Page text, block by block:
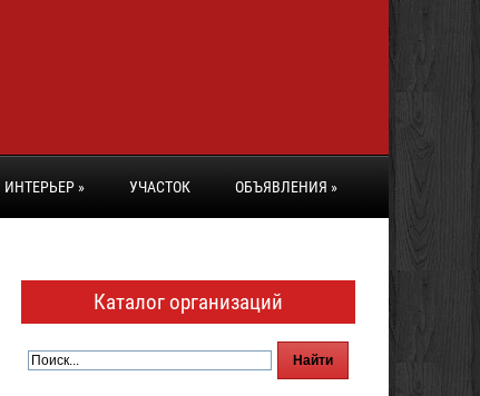
ИНТЕРЬЕР » УЧАСТОК ОБЪЯВЛЕНИЯ »
Каталог организаций